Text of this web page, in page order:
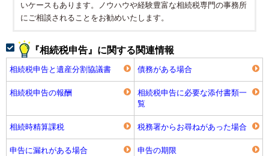
いケースもあります。ノウハウや経験豊富な相続税専門の事務所
にご相談されることをお勧めいたします。
『相続税申告』に関する関連情報
相続税申告と遺産分割協議書 債務がある場合
相続税申告の報酬
相続税申告に必要な添付書類一
覧
相続時精算課税 税務署からお尋ねがあった場合
申告に漏れがある場合 申告の期限